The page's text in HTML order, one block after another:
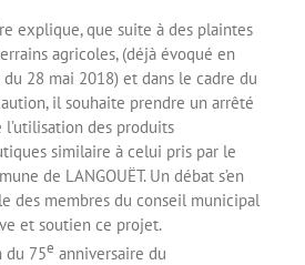
explique, que suite à des plaintes
agricoles, (déjà évoqué en
du 28 mai 2018) et dans le cadre du
il souhaite prendre un arrêté
des produits
similaire à celui pris par le
de LANGOUËT. Un débat s’en
des membres du conseil municipal
et soutien ce projet.
du 75e anniversaire du